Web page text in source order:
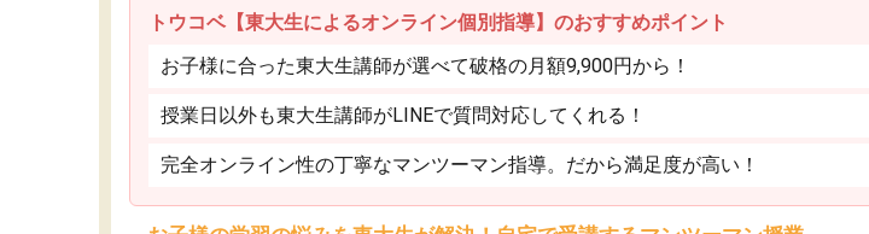
トウコベ【東大生によるオンライン個別指導】のおすすめポイント
お子様に合った東大生講師が選べて破格の月額9,900円から！
授業日以外も東大生講師がLINEで質問対応してくれる！
完全オンライン性の丁寧なマンツーマン指導。だから満足度が高い！